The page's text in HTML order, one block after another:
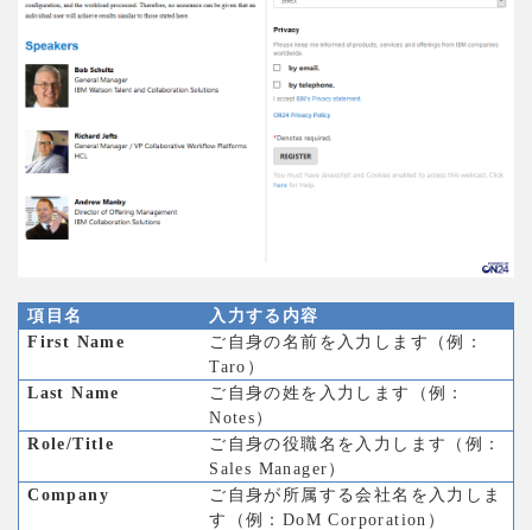
項目名
入力する内容
First Name
ご自身の名前を入力します（例：
Taro ）
Last Name
ご自身の姓を入力します（例：
Notes ）
Role/Title
ご自身の役職名を入力します（例：
Sales Manager ）
Company
ご自身が所属する会社名を入力しま
す（例：DoM Corporation ）